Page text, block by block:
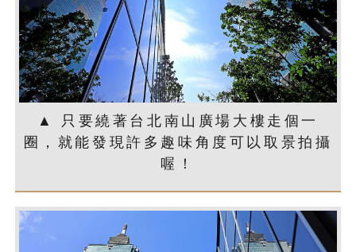
▲ 只要繞著台北南山廣場大樓走個一
圈，就能發現許多趣味角度可以取景拍攝
喔！